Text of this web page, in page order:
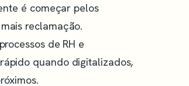
é começar pelos
reclamação.
de RH e
quando digitalizados,